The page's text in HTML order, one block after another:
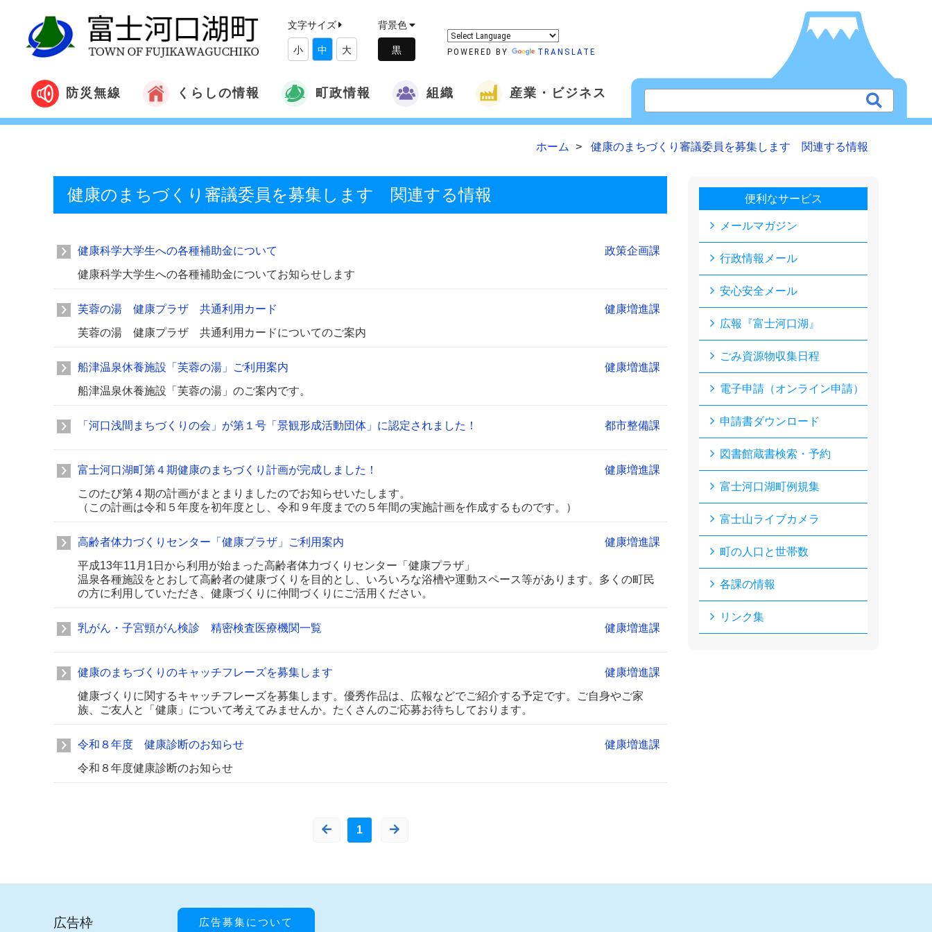
文字サイズ
小 中 大
背景色
POWERED BY TRANSLATE
防災無線 くらしの情報 町政情報 組織 産業・ビジネス
ホーム 健康のまちづくり審議委員を募集します 関連する情報
健康のまちづくり審議委員を募集します 関連する情報
健康科学大学生への各種補助金について
政策企画課
健康科学大学生への各種補助金についてお知らせします
芙蓉の湯 健康プラザ 共通利用カード
健康増進課
芙蓉の湯 健康プラザ 共通利用カードについてのご案内
船津温泉休養施設「芙蓉の湯」ご利用案内
健康増進課
船津温泉休養施設「芙蓉の湯」のご案内です。
「河口浅間まちづくりの会」が第１号「景観形成活動団体」に認定されました！ 都市整備課
富士河口湖町第４期健康のまちづくり計画が完成しました！
健康増進課
このたび第４期の計画がまとまりましたのでお知らせいたします。
（この計画は令和５年度を初年度とし、令和９年度までの５年間の実施計画を作成するものです。）
高齢者体力づくりセンター「健康プラザ」ご利用案内
健康増進課
平成13年11月1日から利用が始まった高齢者体力づくりセンター「健康プラザ」
温泉各種施設をとおして高齢者の健康づくりを目的とし、いろいろな浴槽や運動スペース等があります。多くの町民
の方に利用していただき、健康づくりに仲間づくりにご活用ください。
乳がん・子宮頸がん検診 精密検査医療機関一覧 健康増進課
健康のまちづくりのキャッチフレーズを募集します
健康増進課
健康づくりに関するキャッチフレーズを募集します。優秀作品は、広報などでご紹介する予定です。ご自身やご家
族、ご友人と「健康」について考えてみませんか。たくさんのご応募お待ちしております。
令和８年度 健康診断のお知らせ
健康増進課
令和８年度健康診断のお知らせ
1
便利なサービス
メールマガジン
行政情報メール
安心安全メール
広報『富士河口湖』
ごみ資源物収集日程
電子申請（オンライン申請）
申請書ダウンロード
図書館蔵書検索・予約
富士河口湖町例規集
富士山ライブカメラ
町の人口と世帯数
各課の情報
リンク集
広告枠 広告募集について